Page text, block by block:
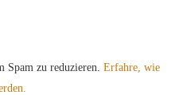
Spam zu reduzieren. Erfahre, wie